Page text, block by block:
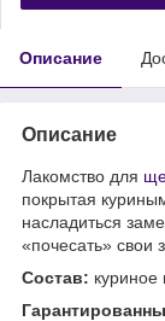
Описание
Описание
Лакомство для
покрытая
насладиться
«почесать» свои
Состав: куриное